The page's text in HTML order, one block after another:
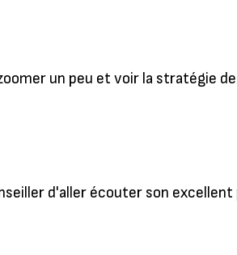
un peu et voir la stratégie
d'aller écouter son excellent